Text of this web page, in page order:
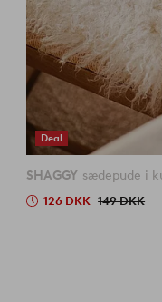
Deal
SHAGGY sædepude i
126 DKK 149 DKK